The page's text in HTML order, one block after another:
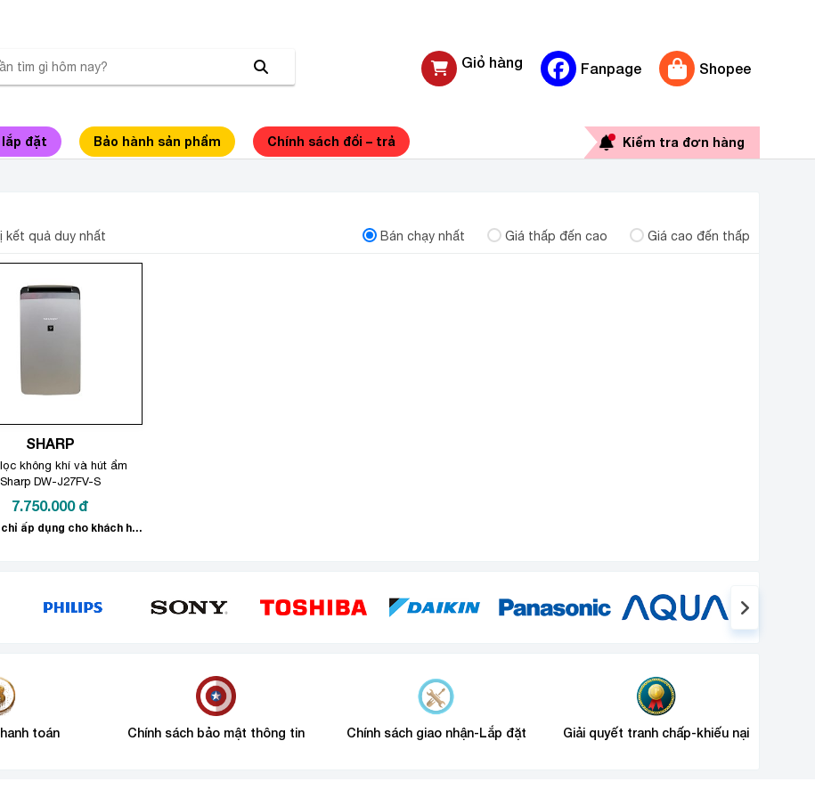
Giỏ hàng Fanpage Shopee
lắp đặt Bảo hành sản phẩm Chính sách đổi – trả Kiểm tra đơn hàng
kết quả duy nhất Bán chạy nhất Giá thấp đến cao Giá cao đến thấp
SHARP
không khí và hút ẩm
Sharp DW-J27FV-S
7.750.000 đ
Giá bán chỉ ấp dụng cho khách hàng mua online!
toán Chính sách bảo mật thông tin Chính sách giao nhận-Lắp đặt Giải quyết tranh chấp-khiếu nại